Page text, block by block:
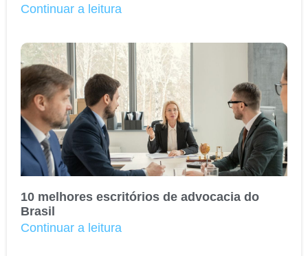
Continuar a leitura
10 melhores escritórios de advocacia do
Brasil
Continuar a leitura